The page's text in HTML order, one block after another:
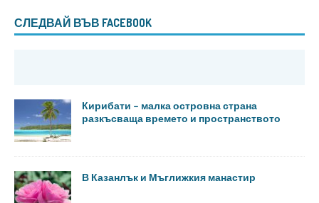
СЛЕДВАЙ ВЪВ FACEBOOK
Кирибати – малка островна страна
разкъсваща времето и пространството
В Казанлък и Мъглижкия манастир